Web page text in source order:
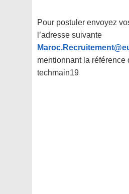
Pour postuler envoyez
l’adresse suivante
mentionnant la référence
techmain19